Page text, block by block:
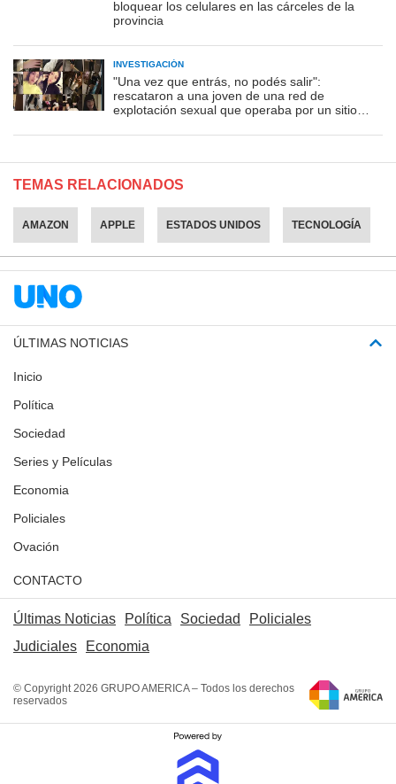
bloquear los celulares en las cárceles de la
provincia
INVESTIGACIÓN
"Una vez que entrás, no podés salir":
rescataron a una joven de una red de
explotación sexual que operaba por un sitio
TEMAS RELACIONADOS
AMAZON APPLE ESTADOS UNIDOS TECNOLOGÍA
ÚLTIMAS NOTICIAS
Inicio
Política
Sociedad
Series y Películas
Economia
Policiales
Ovación
CONTACTO
Últimas Noticias Política Sociedad
Policiales
Judiciales
Economia
© Copyright 2026 GRUPO AMERICA – Todos los derechos
reservados